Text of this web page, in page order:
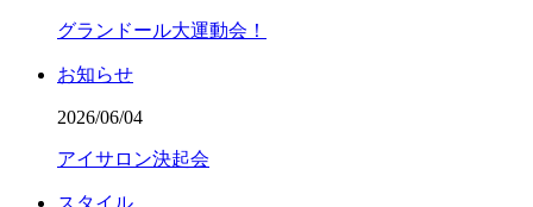
グランドール大運動会！
お知らせ
2026/06/04
アイサロン決起会
スタイル